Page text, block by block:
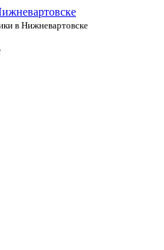
в Нижневартовске